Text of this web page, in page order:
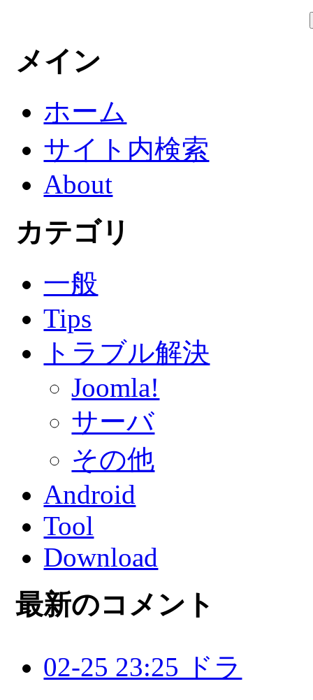
メイン
ホーム
サイト内検索
About
カテゴリ
一般
Tips
トラブル解決
Joomla!
サーバ
その他
Android
Tool
Download
最新のコメント
02-25 23:25 ドラ